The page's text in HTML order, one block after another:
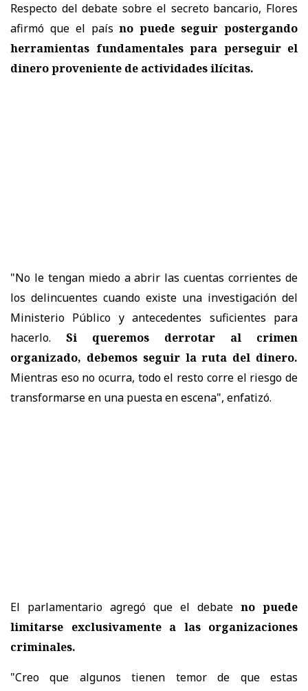
Respecto del debate sobre el secreto bancario, Flores
afirmó que el paísno puede seguir postergando
herramientas fundamentales para perseguir el
dinero proveniente de actividades ilícitas.
"No le tengan miedo a abrir las cuentas corrientes de
los delincuentes cuando existe una investigación del
Ministerio Público y antecedentes suficientes para
hacerlo. Si queremos derrotar al crimen
organizado, debemos seguir la ruta del dinero.
Mientras eso no ocurra, todo el resto corre el riesgo de
transformarse en una puesta en escena", enfatizó.
El parlamentario agregó que el debate no puede
limitarse exclusivamente a las organizaciones
criminales.
"Creo que algunos tienen temor de que estas